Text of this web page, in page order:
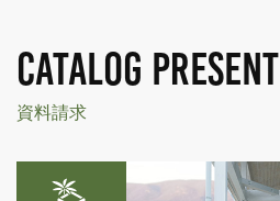
CATALOG PRESENT
資料請求